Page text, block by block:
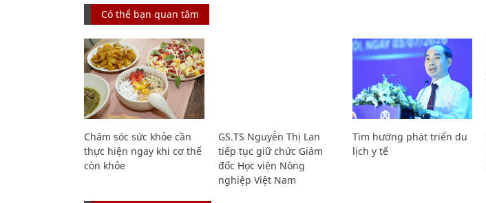
Có thể bạn quan tâm
Chăm sóc sức khỏe cần
thực hiện ngay khi cơ thể
còn khỏe
GS.TS Nguyễn Thị Lan
tiếp tục giữ chức Giám
đốc Học viện Nông
nghiệp Việt Nam
Tìm hướng phát triển du
lịch y tế